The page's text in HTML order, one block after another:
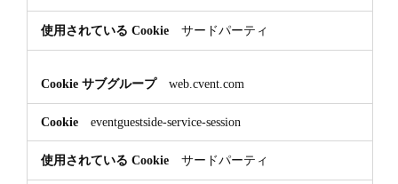
サードパーティ
web.cvent.com
eventguestside-service-session
サードパーティ